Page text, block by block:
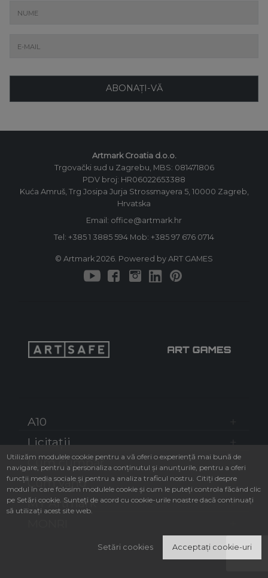
ABONAȚI-VĂ
Artmark Croatia d.o.o.
Trgovački sud u Zagrebu, MBS: 081471806
PDV broj: HR06022653388
Kuća Amruš, Trg Josipa Jurja Strossmayera 5, 10000 Zagreb,
Hrvatska
Email: office@artmark.hr
Tel: +385 1 3885 594 Mob: +385 97 676 0714
© Artmark 2026. Powered by ART GAMES
A10
Licitații
Cum cumpăr
Cum vând
MY Artmark
Utilizăm modulele cookie pentru a vă oferi o experiență mai bună de
navigare, pentru a personaliza conținutul și anunțurile, pentru a oferi
funcții media sociale și pentru a analiza traficul nostru. Citiți despre
modul în care folosim modulele cookie și cum le puteți controla făcând clic
pe Setări cookie. Sunteți de acord cu cookie-urile noastre dacă continuați
să utilizați acest site web.
Setări cookies Acceptați cookie-uri